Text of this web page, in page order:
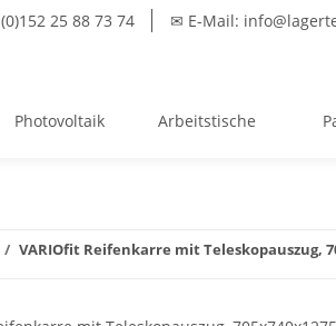
25 88 73 74 ✉ E-Mail:
Photovoltaik Arbeitstische
VARIOfit Reifenkarre mit Teleskopauszug,